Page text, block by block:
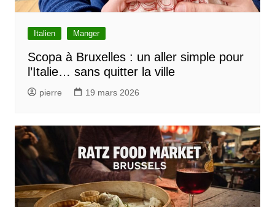
Italien Manger
Scopa à Bruxelles : un aller simple pour
l’Italie… sans quitter la ville
pierre 19 mars 2026